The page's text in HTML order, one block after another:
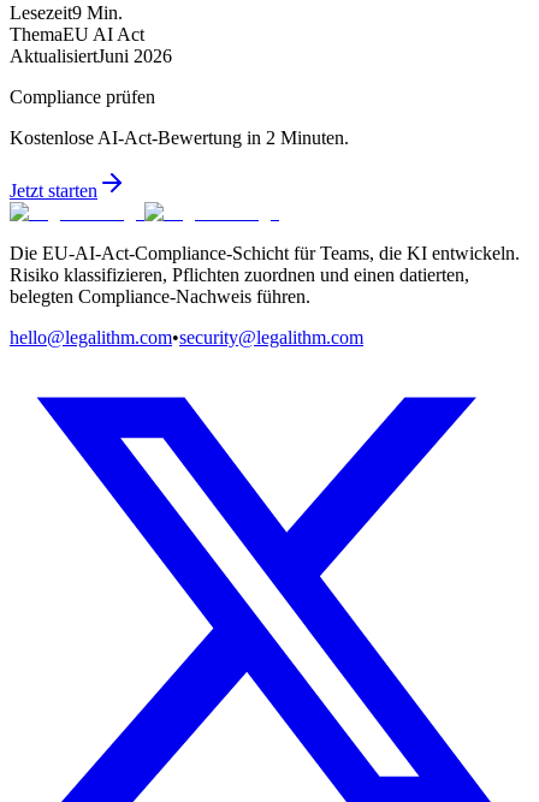
Lesezeit9 Min.
ThemaEU AI Act
AktualisiertJuni 2026
Compliance prüfen
Kostenlose AI-Act-Bewertung in 2 Minuten.
Jetzt starten
Die EU-AI-Act-Compliance-Schicht für Teams, die KI entwickeln.
Risiko klassifizieren, Pflichten zuordnen und einen datierten,
belegten Compliance-Nachweis führen.
hello@legalithm.com•security@legalithm.com